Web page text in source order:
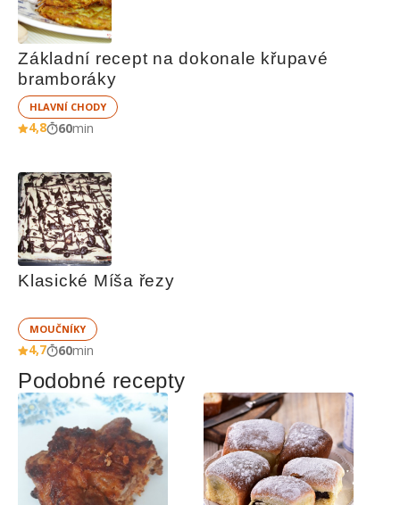
Základní recept na dokonale křupavé
bramboráky
HLAVNÍ CHODY
4,8 60min
Klasické Míša řezy
MOUČNÍKY
4,7 60min
Podobné recepty